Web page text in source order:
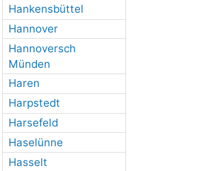
Hankensbüttel
Hannover
Hannoversch
Münden
Haren
Harpstedt
Harsefeld
Haselünne
Hasselt